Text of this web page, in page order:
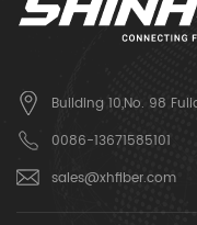
Building 10,No. 98
0086-13671585101
sales@xhfiber.com